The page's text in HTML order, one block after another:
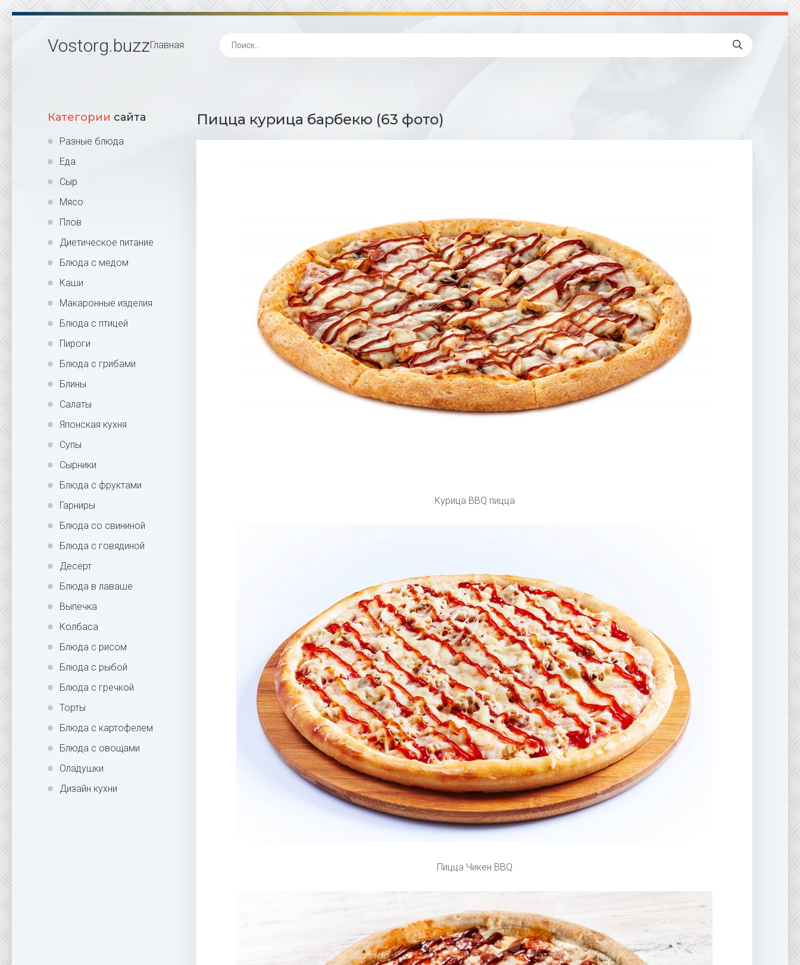
Vostorg.buzzГлавная
Категории сайта
Разные блюда
Еда
Сыр
Мясо
Плов
Диетическое питание
Блюда с медом
Каши
Макаронные изделия
Блюда с птицей
Пироги
Блюда с грибами
Блины
Салаты
Японская кухня
Супы
Сырники
Блюда с фруктами
Гарниры
Блюда со свининой
Блюда с говядиной
Десерт
Блюда в лаваше
Выпечка
Колбаса
Блюда с рисом
Блюда с рыбой
Блюда с гречкой
Торты
Блюда с картофелем
Блюда с овощами
Оладушки
Дизайн кухни
Пицца курица барбекю (63 фото)
Курица BBQ пицца
Пицца Чикен BBQ